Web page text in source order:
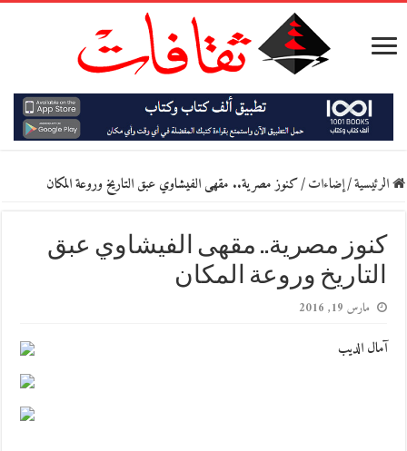
الرئيسية/إضاءات/كنوز مصرية.. مقهى الفيشاوي عبق التاريخ وروعة المكان
كنوز مصرية.. مقهى الفيشاوي عبق
التاريخ وروعة المكان
مارس 19, 2016
آمال الديب